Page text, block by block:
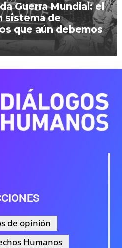
Guerra Mundial: el
sistema de
que aún debemos
de opinión
Humanos